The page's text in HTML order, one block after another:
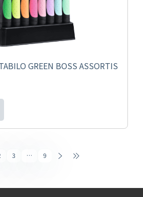
GREEN BOSS ASSORTIS
3 … 9